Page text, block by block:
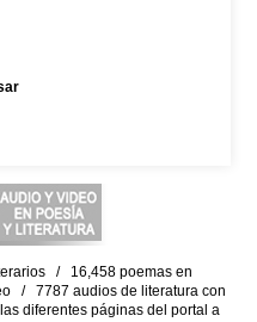
/ 16,458 poemas en
/ 7787 audios de literatura con
diferentes páginas del portal a